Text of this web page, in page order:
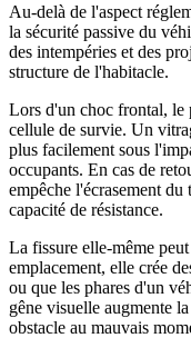
Au-delà de l'aspect
la sécurité passive du
des intempéries et des
structure de l'habitacle.
Lors d'un choc frontal, le
cellule de survie. Un
plus facilement sous
occupants. En cas de
empêche l'écrasement
capacité de résistance.
La fissure elle-même
emplacement, elle crée
ou que les phares d'un
gêne visuelle augmente
obstacle au mauvais